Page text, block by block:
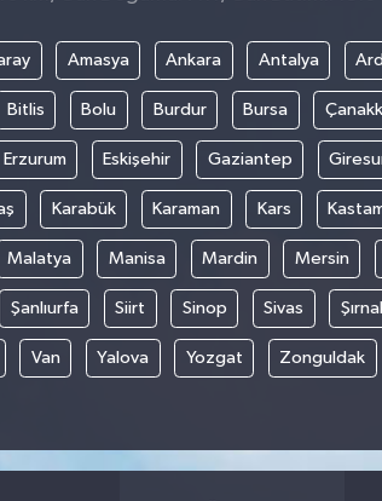
Amasya Ankara Antalya
Bitlis Bolu Burdur Bursa
Erzurum Eskişehir Gaziantep
Karabük Karaman Kars
Malatya Manisa Mardin Mersin
Şanlıurfa Siirt Sinop Sivas
Van Yalova Yozgat Zonguldak